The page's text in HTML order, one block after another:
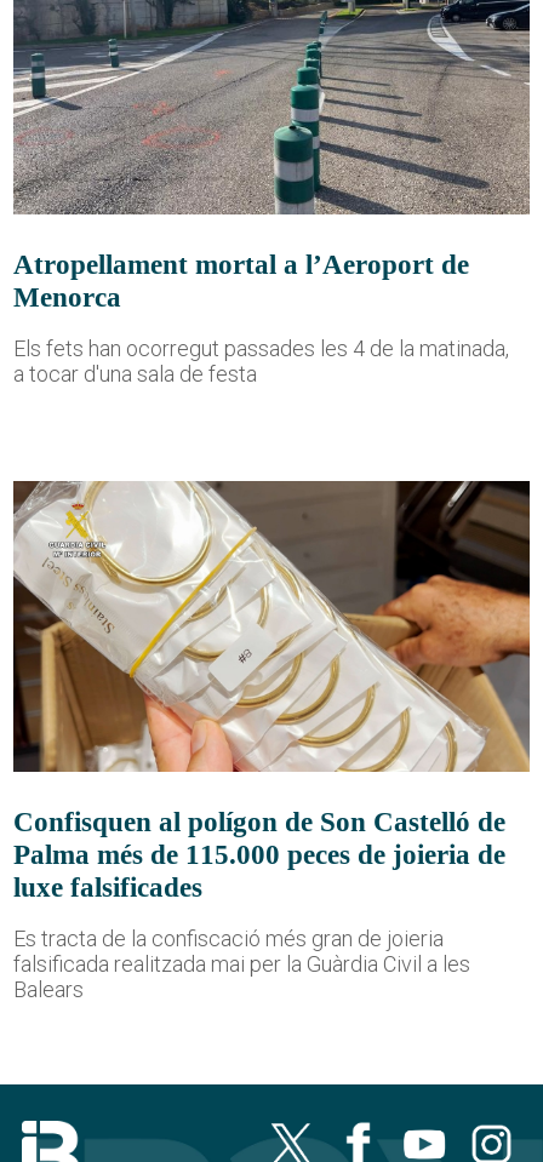
Atropellament mortal a l’Aeroport de
Menorca
Els fets han ocorregut passades les 4 de la matinada,
a tocar d'una sala de festa
Confisquen al polígon de Son Castelló de
Palma més de 115.000 peces de joieria de
luxe falsificades
Es tracta de la confiscació més gran de joieria
falsificada realitzada mai per la Guàrdia Civil a les
Balears